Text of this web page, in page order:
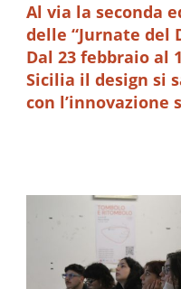
Al via la seconda
delle “Jurnate del
Dal 23 febbraio al
Sicilia il design si
con l’innovazione